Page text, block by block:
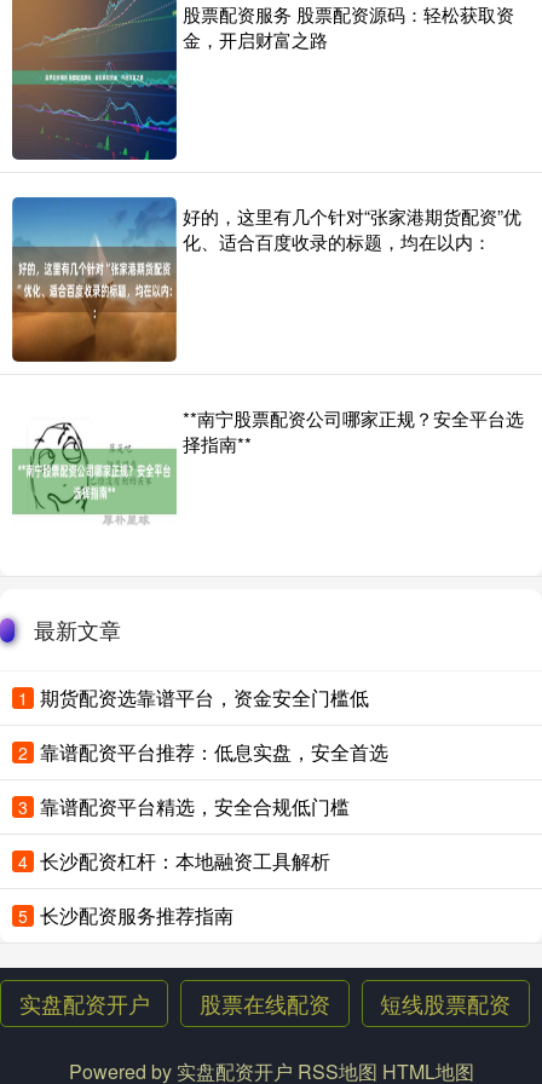
股票配资服务 股票配资源码：轻松获取资
金，开启财富之路
好的，这里有几个针对“张家港期货配资”优
化、适合百度收录的标题，均在以内：
**南宁股票配资公司哪家正规？安全平台选
择指南**
最新文章
1 期货配资选靠谱平台，资金安全门槛低
2 靠谱配资平台推荐：低息实盘，安全首选
3 靠谱配资平台精选，安全合规低门槛
4 长沙配资杠杆：本地融资工具解析
5 长沙配资服务推荐指南
实盘配资开户 股票在线配资 短线股票配资
Powered by 实盘配资开户 RSS地图 HTML地图